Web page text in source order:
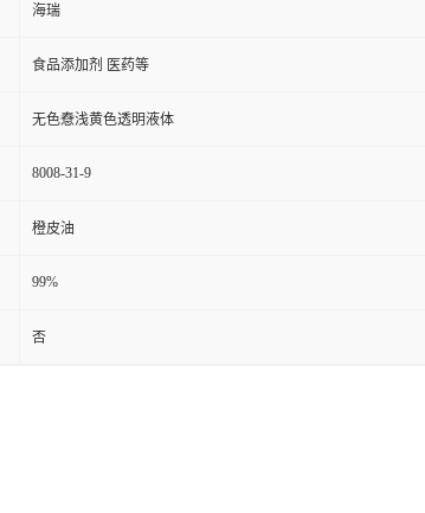
海瑞
食品添加剂 医药等
无色憃浅黄色透明液体
8008-31-9
橙皮油
99%
否